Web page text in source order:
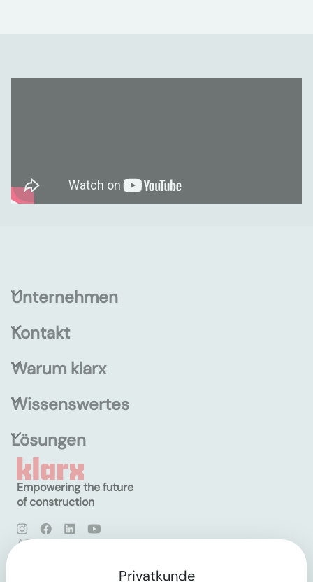
Unternehmen
Kontakt
Warum klarx
Wissenswertes
Lösungen
Empowering the future
of construction
AGB
Privatkunde